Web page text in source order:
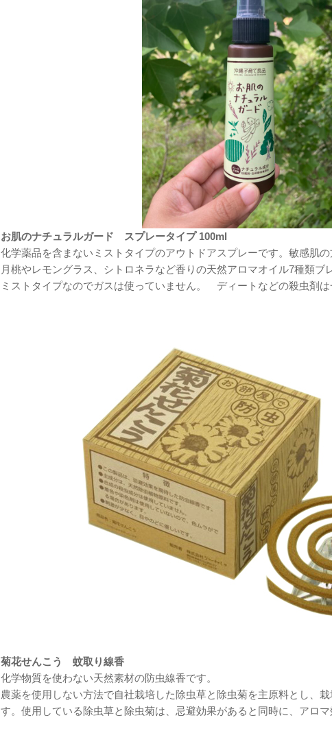
お肌のナチュラルガード スプレータイプ 100ml
化学薬品を含まないミストタイプのアウトドアスプレーです。敏感肌
月桃やレモングラス、シトロネラなど香りの天然アロマオイル7種類ブ
ミストタイプなのでガスは使っていません。 ディートなどの殺虫剤
菊花せんこう 蚊取り線香
化学物質を使わない天然素材の防虫線香です。
農薬を使用しない方法で自社栽培した除虫草と除虫菊を主原料とし、
す。使用している除虫草と除虫菊は、忌避効果があると同時に、アロ